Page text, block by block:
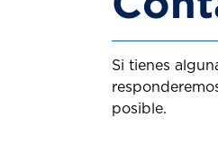
Si tienes
posible.